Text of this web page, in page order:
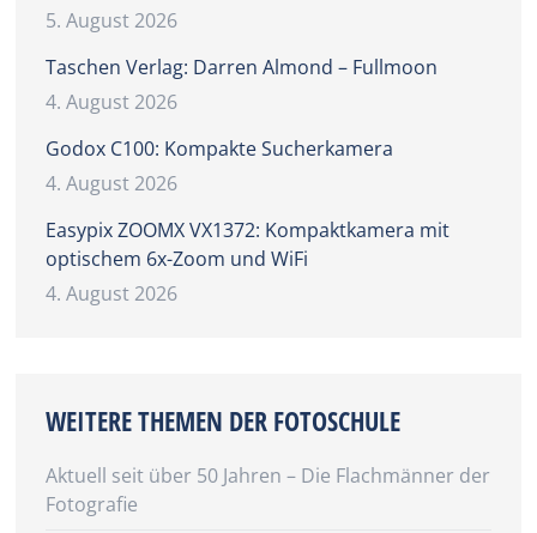
5. August 2026
Taschen Verlag: Darren Almond – Fullmoon
4. August 2026
Godox C100: Kompakte Sucherkamera
4. August 2026
Easypix ZOOMX VX1372: Kompaktkamera mit
optischem 6x-Zoom und WiFi
4. August 2026
WEITERE THEMEN DER FOTOSCHULE
Aktuell seit über 50 Jahren – Die Flachmänner der
Fotografie